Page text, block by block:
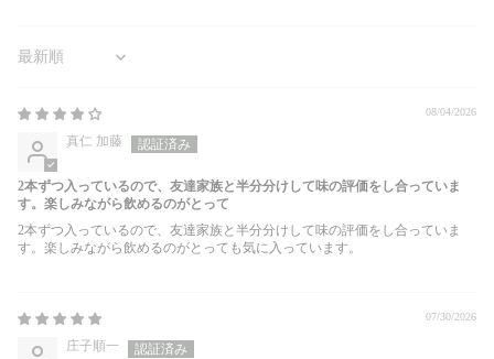
Sort by
08/04/2026
真仁 加藤
2本ずつ入っているので、友達家族と半分分けして味の評価をし合っていま
す。楽しみながら飲めるのがとって
2本ずつ入っているので、友達家族と半分分けして味の評価をし合っていま
す。楽しみながら飲めるのがとっても気に入っています。
07/30/2026
庄子順一